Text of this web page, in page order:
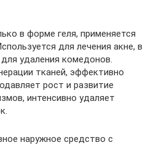
в форме геля, применяется
для лечения акне, в
удаления комедонов.
тканей, эффективно
рост и развитие
интенсивно удаляет
наружное средство с